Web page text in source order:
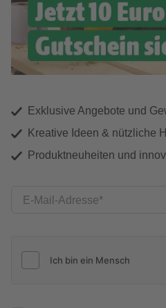
Exklusive Angebote und
Kreative Ideen & nützliche
Produktneuheiten und
E-Mail-Adresse